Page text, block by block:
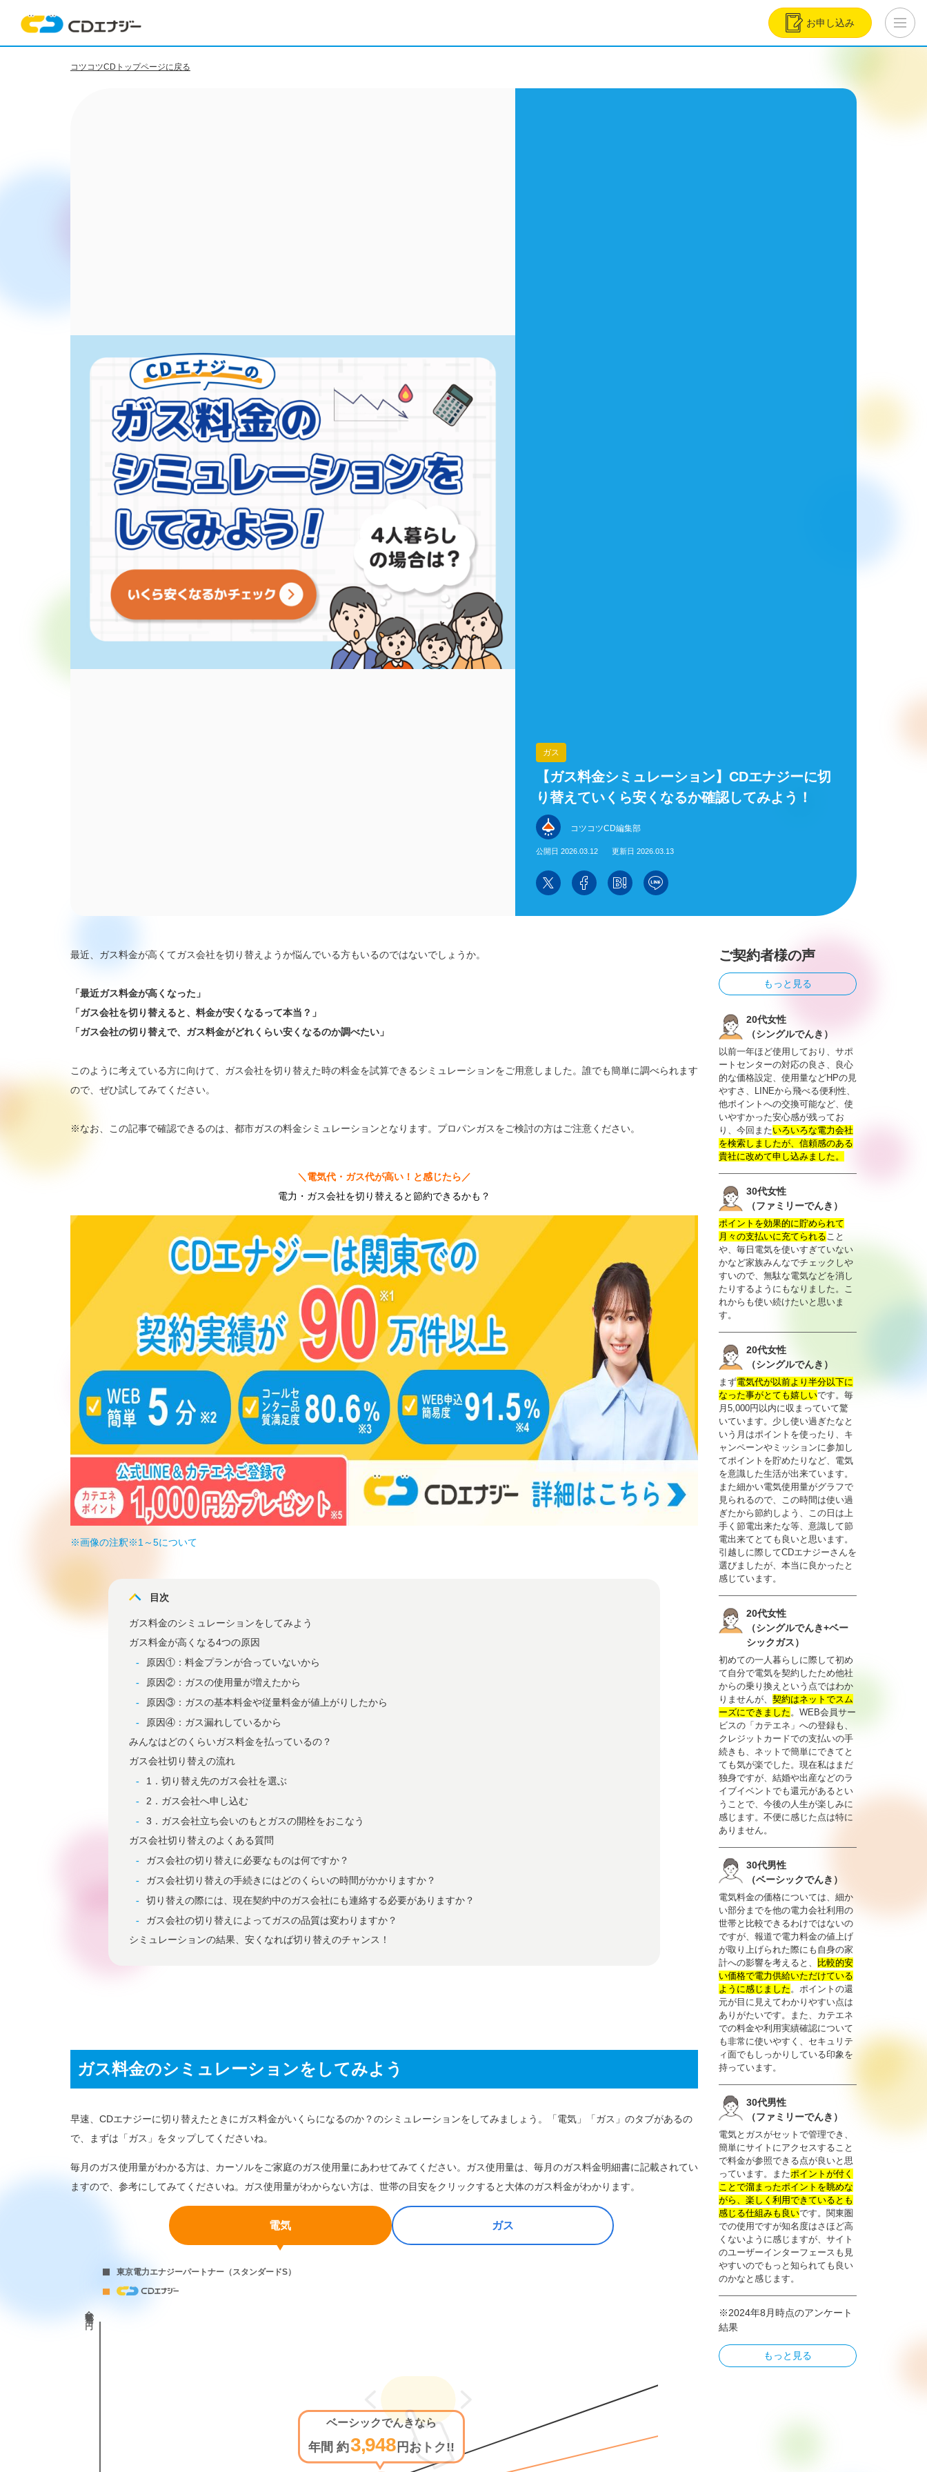
お申し込み
コツコツCDトップページに戻る
ガス
【ガス料金シミュレーション】CDエナジーに切
り替えていくら安くなるか確認してみよう！
コツコツCD編集部
公開日 2026.03.12 更新日 2026.03.13
最近、ガス料金が高くてガス会社を切り替えようか悩んでいる方もいるのではないでしょうか。
「最近ガス料金が高くなった」
「ガス会社を切り替えると、料金が安くなるって本当？」
「ガス会社の切り替えで、ガス料金がどれくらい安くなるのか調べたい」
このように考えている方に向けて、ガス会社を切り替えた時の料金を試算できるシミュレーションをご用意しました。誰でも簡単に調べられます
ので、ぜひ試してみてください。
※なお、この記事で確認できるのは、都市ガスの料金シミュレーションとなります。プロパンガスをご検討の方はご注意ください。
＼電気代・ガス代が高い！と感じたら／
電力・ガス会社を切り替えると節約できるかも？
※画像の注釈※1～5について
目次
ガス料金のシミュレーションをしてみよう
ガス料金が高くなる4つの原因
原因①：料金プランが合っていないから
原因②：ガスの使用量が増えたから
原因③：ガスの基本料金や従量料金が値上がりしたから
原因④：ガス漏れしているから
みんなはどのくらいガス料金を払っているの？
ガス会社切り替えの流れ
1．切り替え先のガス会社を選ぶ
2．ガス会社へ申し込む
3．ガス会社立ち会いのもとガスの開栓をおこなう
ガス会社切り替えのよくある質問
ガス会社の切り替えに必要なものは何ですか？
​​ガス会社切り替えの手続きにはどのくらいの時間がかかりますか？
切り替えの際には、現在契約中のガス会社にも連絡する必要がありますか？
ガス会社の切り替えによってガスの品質は変わりますか？
シミュレーションの結果、安くなれば切り替えのチャンス！
ガス料金のシミュレーションをしてみよう
早速、CDエナジーに切り替えたときにガス料金がいくらになるのか？のシミュレーションをしてみましょう。「電気」「ガス」のタブがあるの
で、まずは「ガス」をタップしてくださいね。
毎月のガス使用量がわかる方は、カーソルをご家庭のガス使用量にあわせてみてください。ガス使用量は、毎月のガス料金明細書に記載されてい
ますので、参考にしてみてくださいね。ガス使用量がわからない方は、世帯の目安をクリックすると大体のガス料金がわかります。
電気 ガス
ベーシックでんきなら
年間 約3,948 円おトク!!
東京電力エナジーパートナー（スタンダードS）
ご契約者様の声
もっと見る
20代女性
（シングルでんき）
以前一年ほど使用しており、サポ
ートセンターの対応の良さ、良心
的な価格設定、使用量などHPの見
やすさ、LINEから飛べる便利性、
他ポイントへの交換可能など、使
いやすかった安心感が残ってお
り、今回またいろいろな電力会社
を検索しましたが、信頼感のある
貴社に改めて申し込みました。
30代女性
（ファミリーでんき）
ポイントを効果的に貯められて
月々の支払いに充てられること
や、毎日電気を使いすぎていない
かなど家族みんなでチェックしや
すいので、無駄な電気などを消し
たりするようにもなりました。こ
れからも使い続けたいと思いま
す。
20代女性
（シングルでんき）
まず電気代が以前より半分以下に
なった事がとても嬉しいです。毎
月5,000円以内に収まっていて驚
いています。少し使い過ぎたなと
いう月はポイントを使ったり、キ
ャンペーンやミッションに参加し
てポイントを貯めたりなど、電気
を意識した生活が出来ています。
また細かい電気使用量がグラフで
見られるので、この時間は使い過
ぎたから節約しよう、この日は上
手く節電出来たな等、意識して節
電出来てとても良いと思います。
引越しに際してCDエナジーさんを
選びましたが、本当に良かったと
感じています。
20代女性
（シングルでんき+ベー
シックガス）
初めての一人暮らしに際して初め
て自分で電気を契約したため他社
からの乗り換えという点ではわか
りませんが、 契約はネットでスム
ーズにできました。WEB会員サー
ビスの「カテエネ」への登録も、
クレジットカードでの支払いの手
続きも、ネットで簡単にできてと
ても気が楽でした。現在私はまだ
独身ですが、結婚や出産などのラ
イブイベントでも還元があるとい
うことで、今後の人生が楽しみに
感じます。不便に感じた点は特に
ありません。
30代男性
（ベーシックでんき）
電気料金の価格については、細か
い部分までを他の電力会社利用の
世帯と比較できるわけではないの
ですが、報道で電力料金の値上げ
が取り上げられた際にも自身の家
計への影響を考えると、
比較的安
い価格で電力供給いただけている
ように感じました。ポイントの還
元が目に見えてわかりやすい点は
ありがたいです。また、カテエネ
での料金や利用実績確認について
も非常に使いやすく、セキュリテ
ィ面でもしっかりしている印象を
持っています。
30代男性
（ファミリーでんき）
電気とガスがセットで管理でき、
簡単にサイトにアクセスすること
で料金が参照できる点が良いと思
っています。またポイントが付く
ことで溜まったポイントを眺めな
がら、楽しく利用できているとも
感じる仕組みも良いです。関東圏
での使用ですが知名度はさほど高
くないように感じますが、サイト
のユーザーインターフェースも見
やすいのでもっと知られても良い
のかなと感じます。
※2024年8月時点のアンケート
結果
もっと見る